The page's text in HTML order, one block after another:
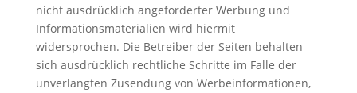
nicht ausdrücklich angeforderter Werbung und
Informationsmaterialien wird hiermit
widersprochen. Die Betreiber der Seiten behalten
sich ausdrücklich rechtliche Schritte im Falle der
unverlangten Zusendung von Werbeinformationen,